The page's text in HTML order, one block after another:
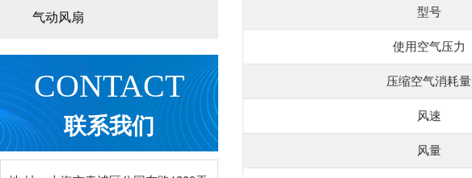
气动风扇
CONTACT
联系我们
型号
使用空气压力
压缩空气消耗量
风速
风量